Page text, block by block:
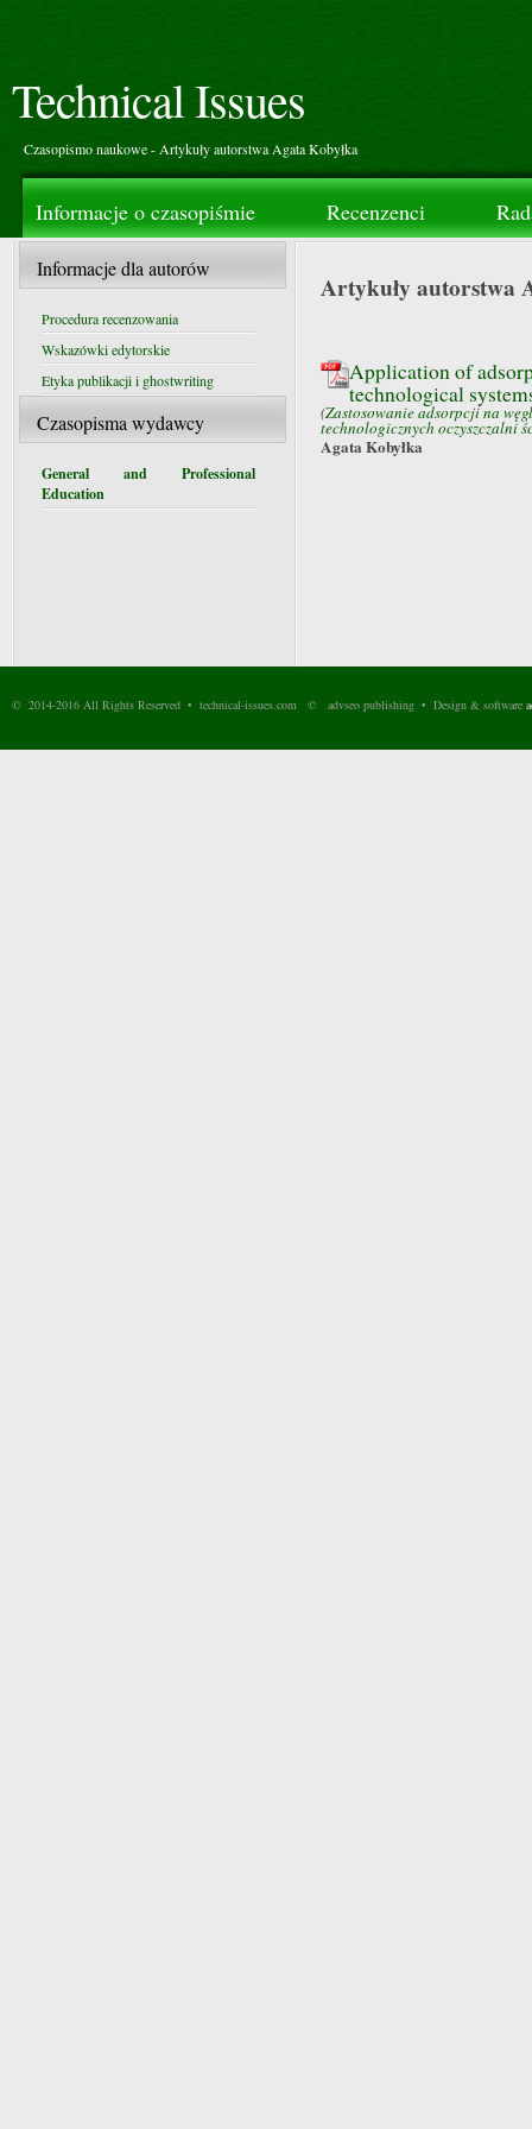
Technical Issues
Czasopismo naukowe - Artykuły autorstwa Agata Kobyłka
Informacje o czasopiśmie Recenzenci
Informacje dla autorów
Procedura recenzowania
Wskazówki edytorskie
Etyka publikacji i ghostwriting
Czasopisma wydawcy
General and Professional
Education
Artykuły autorstwa
Application of
technological
(Zastosowanie adsorpcji na
technologicznych oczyszczalni
Agata Kobyłka
© 2014-2016 All Rights Reserved • technical-issues.com © advseo publishing • Design & software